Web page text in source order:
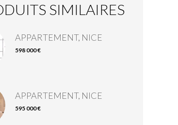
SIMILAIRES
APPARTEMENT, NICE
598 000 €
APPARTEMENT, NICE
595 000 €